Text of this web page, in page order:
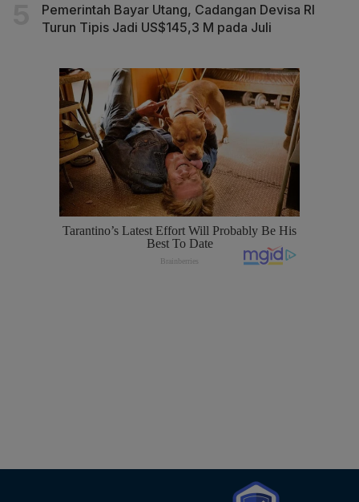
Pemerintah Bayar Utang, Cadangan Devisa RI
Turun Tipis Jadi US$145,3 M pada Juli